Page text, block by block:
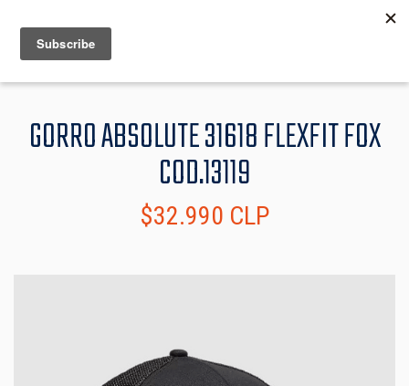
MENU
GORRO ABSOLUTE 31618 FLEXFIT FOX
COD.13119
$32.990 CLP